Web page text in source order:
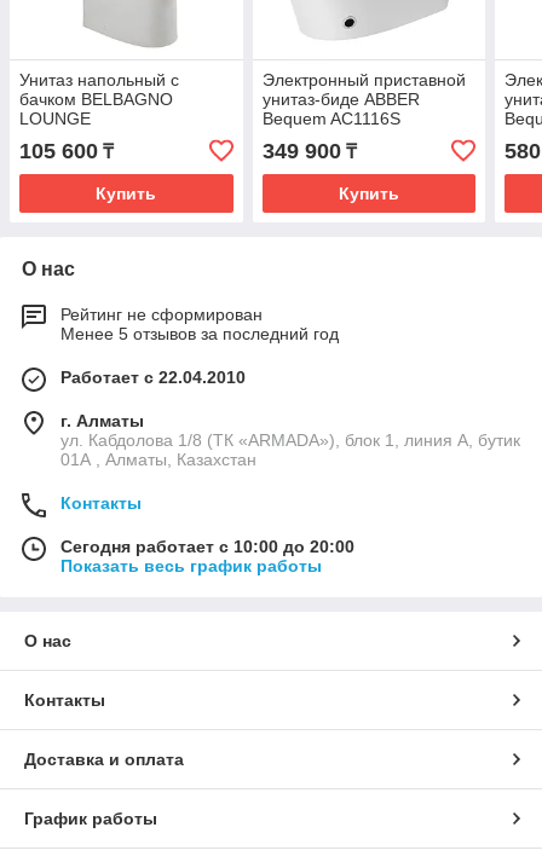
Унитаз напольный с
бачком BELBAGNO
LOUNGE
105 600 ₸
Купить
Электронный приставной
унитаз-биде ABBER
Bequem AC1116S
349 900₸
Купить
О нас
Рейтинг не сформирован
Менее 5 отзывов за последний год
Работает с 22.04.2010
г. Алматы
ул. Кабдолова 1/8 (ТК «ARMADA»), блок 1, линия А, бутик
01А , Алматы, Казахстан
Контакты
Сегодня работает с 10:00 до 20:00
Показать весь график работы
О нас
Контакты
Доставка и оплата
График работы